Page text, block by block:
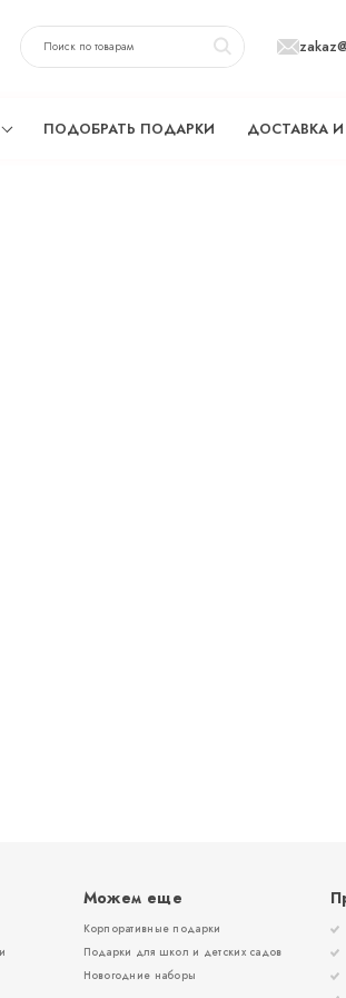
ПОДОБРАТЬ ПОДАРКИ ДОСТАВКА
Можем еще
Корпоративные подарки
Подарки для школ и детских садов
Новогодние наборы